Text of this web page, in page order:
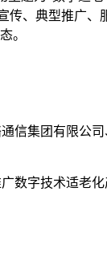
传、典型推广
。
信集团有限公
字技术适老化